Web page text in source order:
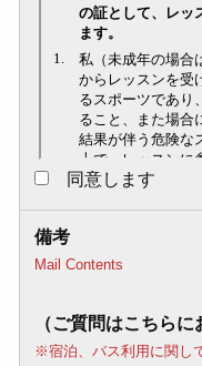
同意します
備考
Mail Contents
（ご質問はこちらに
※宿泊、バス利用に関し